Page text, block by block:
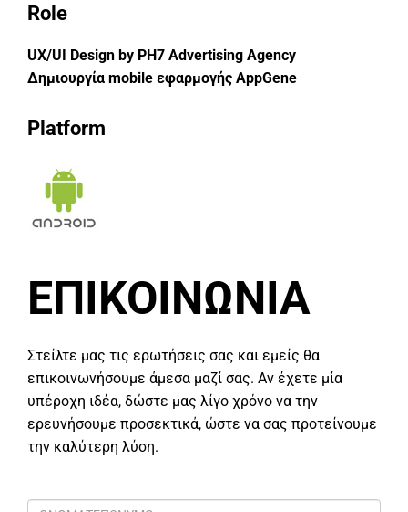
Role
UX/UI Design by PH7 Advertising Agency
Δημιουργία mobile εφαρμογής AppGene
Platform
ΕΠΙΚΟΙΝΩΝΙΑ
Στείλτε μας τις ερωτήσεις σας και εμείς θα
επικοινωνήσουμε άμεσα μαζί σας. Αν έχετε μία
υπέροχη ιδέα, δώστε μας λίγο χρόνο να την
ερευνήσουμε προσεκτικά, ώστε να σας προτείνουμε
την καλύτερη λύση.